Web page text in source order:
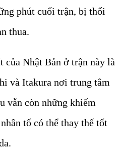
phút cuối trận, bị thổi
thua.
của Nhật Bản ở trận này là
và Itakura nơi trung tâm
vẫn còn những khiếm
tố có thể thay thế tốt